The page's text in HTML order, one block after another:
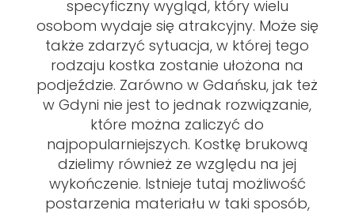
specyficzny wygląd, który wielu
osobom wydaje się atrakcyjny. Może się
także zdarzyć sytuacja, w której tego
rodzaju kostka zostanie ułożona na
podjeździe. Zarówno w Gdańsku, jak też
w Gdyni nie jest to jednak rozwiązanie,
które można zaliczyć do
najpopularniejszych. Kostkę brukową
dzielimy również ze względu na jej
wykończenie. Istnieje tutaj możliwość
postarzenia materiału w taki sposób,